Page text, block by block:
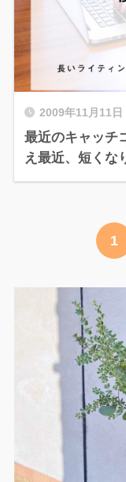
2009年11月11日
最近のキャッチ
え最近、短くな
1